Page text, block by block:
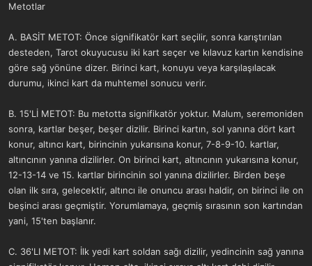
Metotlar
A. BASİT METOT: Önce signifikatör kart seçilir, sonra karıştırılan
desteden, Tarot okuyucusu iki kart seçer ve kılavuz kartın kendisine
göre sağ yönüne dizer. Birinci kart, konuyu veya karşılaşılacak
durumu, ikinci kart da muhtemel sonucu verir.
B. 15'Lİ METOT: Bu metotta signifikatör yoktur. Malum, seremoniden
sonra, kartlar beşer, beşer dizilir. Birinci kartın, sol yanına dört kart
konur, altıncı kart, birincinin yukarısına konur, 7-8-9-10. kartlar,
altıncının yanına dizilirler. On birinci kart, altıncının yukarısına konur,
12-13-14 ve 15. kartlar birincinin sol yanına dizilirler. Birden beşe
olan ilk sıra, gelecektir, altıncı ile onuncu arası haldir, on birinci ile on
beşinci arası geçmiştir. Yorumlamaya, geçmiş sırasının son kartından
yani, 15'ten başlanır.
C. 36'LI METOT: İlk yedi kart soldan sağı dizilir, yedincinin sağ yanına